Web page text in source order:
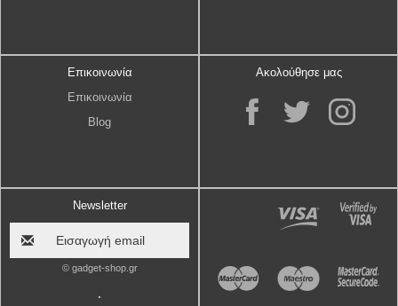
Επικοινωνία
Επικοινωνία
Blog
Ακολούθησε μας
Newsletter
© gadget-shop.gr
.